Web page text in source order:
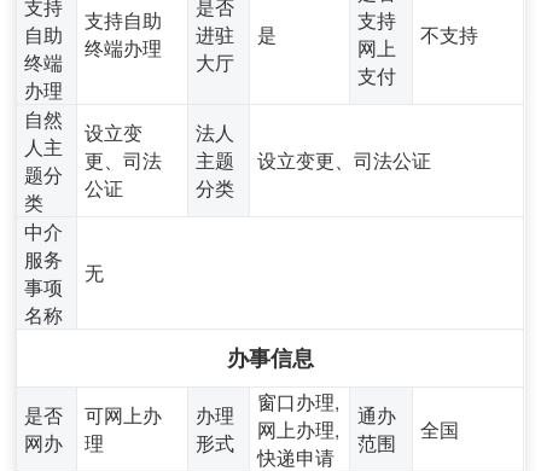
支持
自助
终端
办理
支持自助
终端办理
是否
进驻
大厅
是
支持
网上
支付
不支持
自然
人主
题分
类
设立变
更、司法
公证
法人
主题
分类
设立变更、司法公证
中介
服务
事项
名称
无
办事信息
是否
网办
可网上办
理
办理
形式
窗口办理,
网上办理,
快递申请
通办
范围
全国